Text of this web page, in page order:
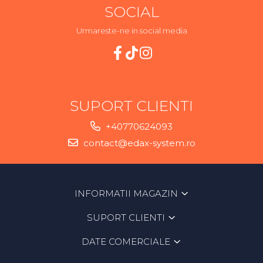
SOCIAL
Urmareste-ne in social media
SUPORT CLIENTI
+40770624093
contact@edax-system.ro
INFORMATII MAGAZIN
SUPORT CLIENTI
DATE COMERCIALE